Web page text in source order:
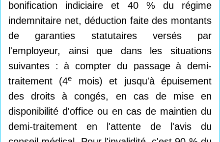
bonification indiciaire et 40 % du régime
indemnitaire net, déduction faite des montants
de garanties statutaires versés par
l'employeur, ainsi que dans les situations
suivantes : à compter du passage à demi-
traitement (4e
mois) et jusqu'à épuisement
des droits à congés, en cas de mise en
disponibilité d'office ou en cas de maintien du
demi-traitement en l'attente de l'avis du